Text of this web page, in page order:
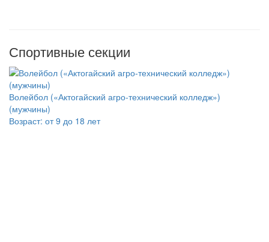
Спортивные секции
Волейбол («Актогайский агро-технический колледж»)
(мужчины)
Возраст: от 9 до 18 лет